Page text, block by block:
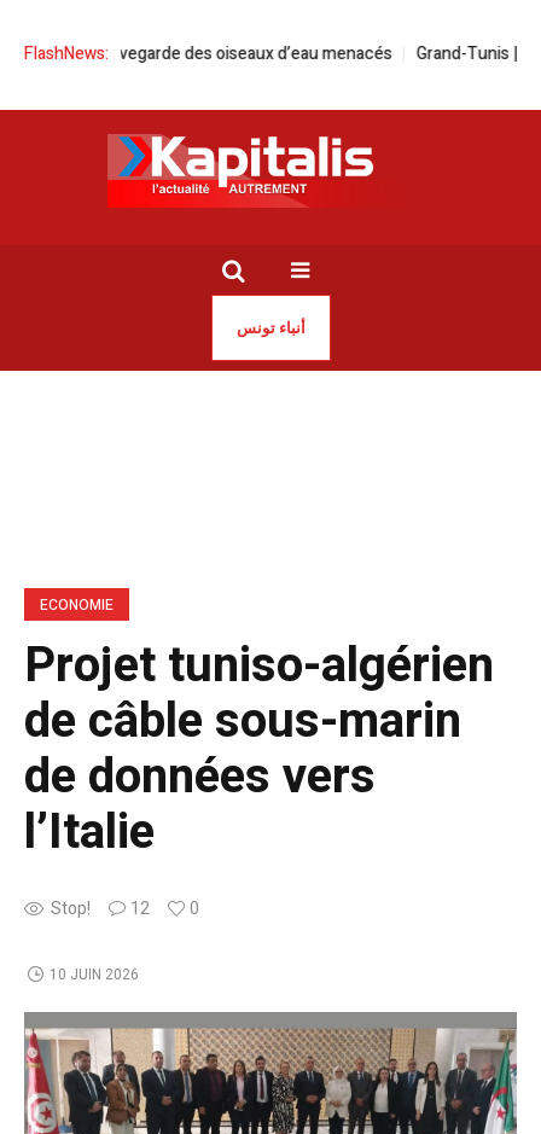
FlashNews:des oiseaux d’eau menacés Grand-Tunis | Coupures
أنباء تونس
ECONOMIE
Projet tuniso-algérien
de câble sous-marin
de données vers
l’Italie
Stop! 12 0
10 JUIN 2026